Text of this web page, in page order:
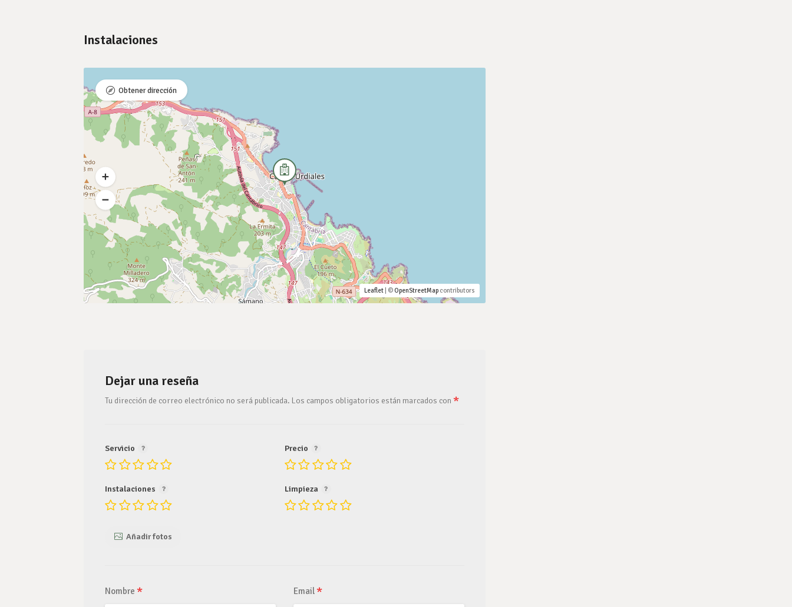
Instalaciones
Leaflet| ©OpenStreetMapcontributors
Obtener dirección
Dejar una reseña
Tu dirección de correo electrónico no será publicada. Los campos obligatorios están marcados con *
Servicio Precio
Instalaciones Limpieza
Añadir fotos
Nombre * Email *